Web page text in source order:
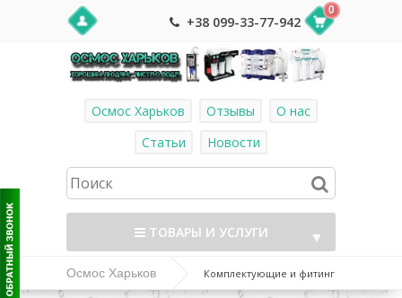
+38 099-33-77-942
0
Осмос Харьков Отзывы
О нас
Статьи
Новости
ТОВАРЫ И УСЛУГИ ▼
Осмос Харьков Комплектующие и фитинг